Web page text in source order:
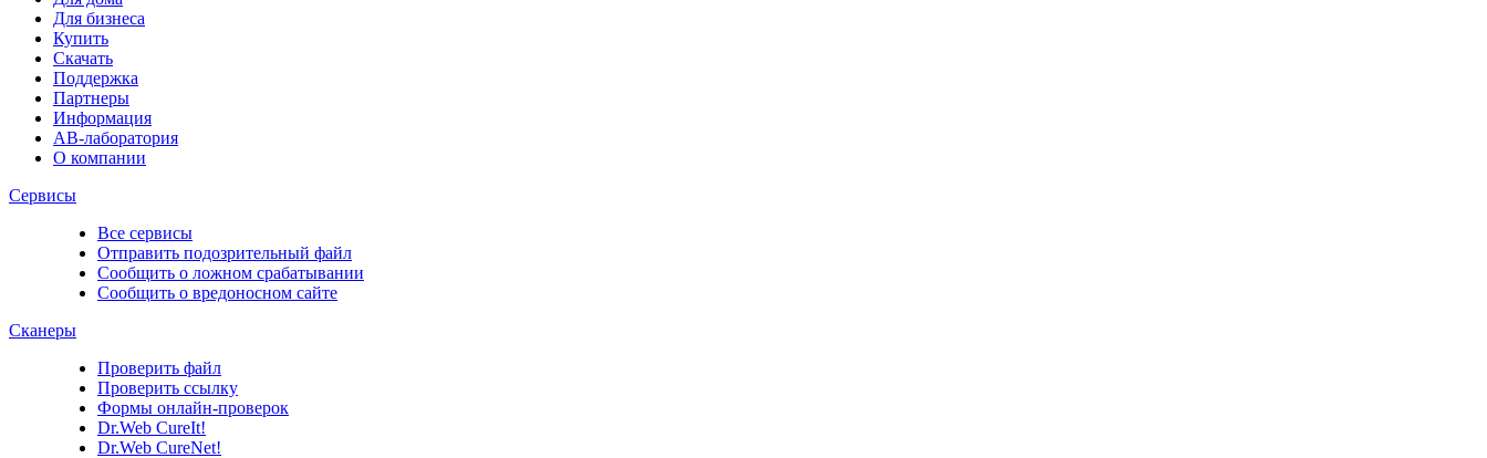
Для бизнеса
Купить
Скачать
Поддержка
Партнеры
Информация
АВ-лаборатория
О компании
Сервисы
Все сервисы
Отправить подозрительный файл
Сообщить о ложном срабатывании
Сообщить о вредоносном сайте
Сканеры
Проверить файл
Проверить ссылку
Формы онлайн-проверок
Dr.Web CureIt!
Dr.Web CureNet!